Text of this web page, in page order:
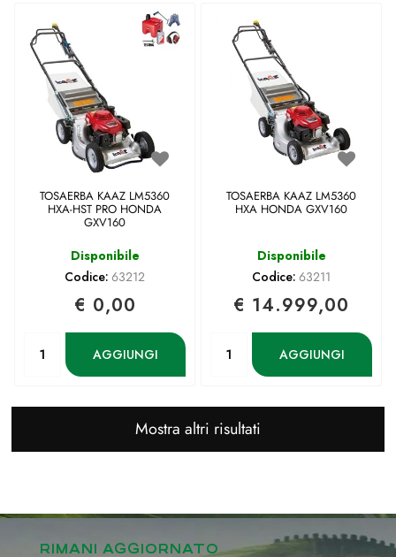
TOSAERBA KAAZ LM5360
HXA-HST PRO HONDA
GXV160
Disponibile
Codice: 63212
€ 0,00
AGGIUNGI
TOSAERBA KAAZ LM5360
HXA HONDA GXV160
Disponibile
Codice: 63211
€ 14.999,00
AGGIUNGI
Mostra altri risultati
RIMANI AGGIORNATO